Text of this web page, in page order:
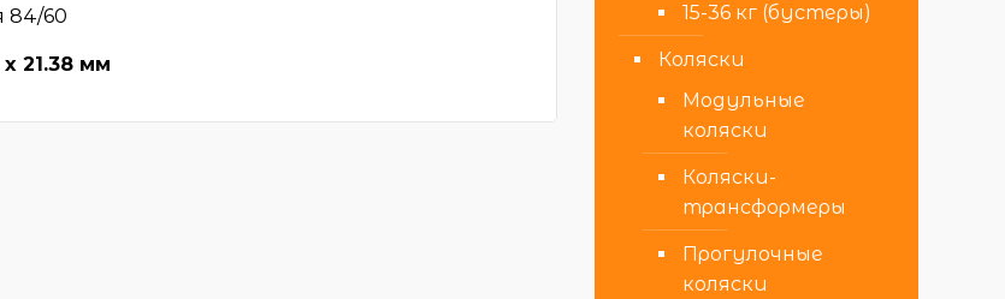
84/60
x 21.38 мм
15-36 кг (бустеры)
Коляски
Модульные
коляски
Коляски-
трансформеры
Прогулочные
коляски